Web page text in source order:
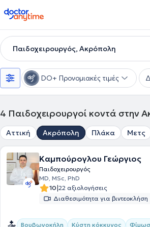
doctoranytime
Παιδοχειρουργός, Ακρόπολη
DO+ Προνομιακές τιμές
4 Παιδοχειρουργοί κοντά στην
Αττική Ακρόπολη Πλάκα Μετς
Καμπούρογλου Γεώργιος
Παιδοχειρουργός
MD, MSc, PhD
10|22 αξιολογήσεις
Διαθεσιμότητα για βιντεοκλήση
Βουβωνοκήλη Κύστη κόκκυγος